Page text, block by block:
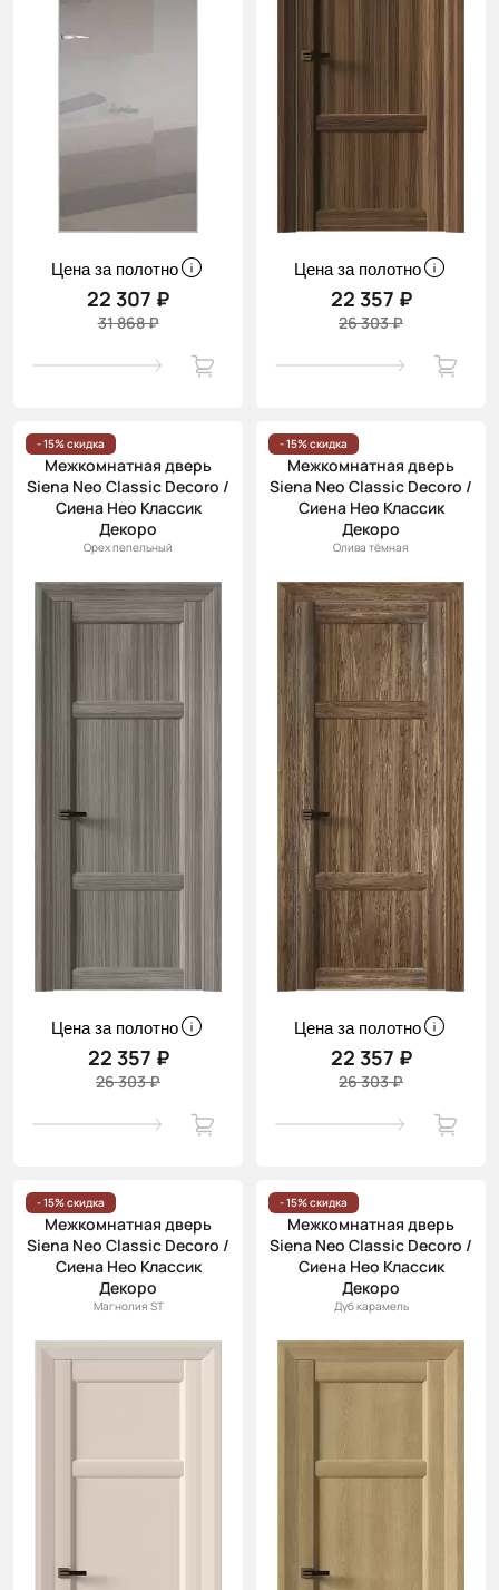
Цена за полотно
22 307 ₽
31 868 ₽
Цена за полотно
22 357 ₽
26 303 ₽
- 15% скидка
Межкомнатная дверь
Siena Neo Classic Decoro /
Сиена Нео Классик
Декоро
Орех пепельный
Цена за полотно
22 357 ₽
26 303 ₽
- 15% скидка
Межкомнатная дверь
Siena Neo Classic Decoro /
Сиена Нео Классик
Декоро
Олива тёмная
Цена за полотно
22 357 ₽
26 303 ₽
- 15% скидка
Межкомнатная дверь
Siena Neo Classic Decoro /
Сиена Нео Классик
Декоро
Магнолия ST
- 15% скидка
Межкомнатная дверь
Siena Neo Classic Decoro /
Сиена Нео Классик
Декоро
Дуб карамель